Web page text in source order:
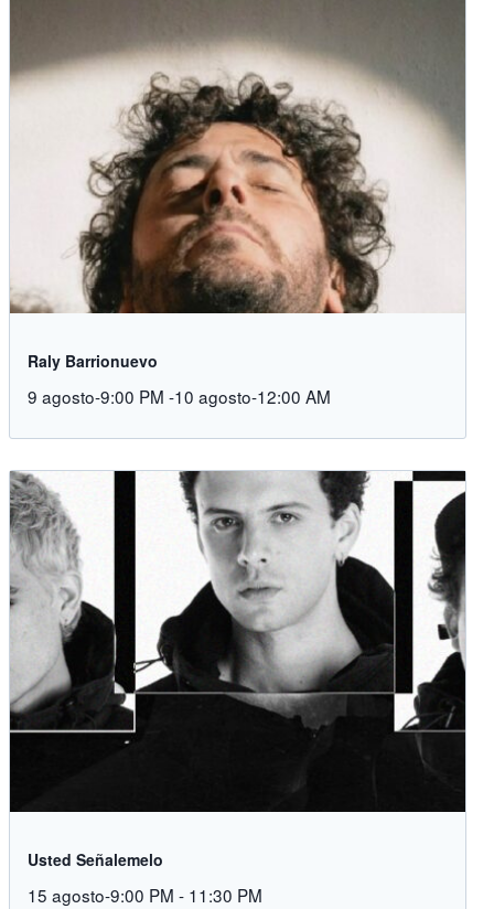
Raly Barrionuevo
9 agosto-9:00 PM -10 agosto-12:00 AM
Usted Señalemelo
15 agosto-9:00 PM - 11:30 PM